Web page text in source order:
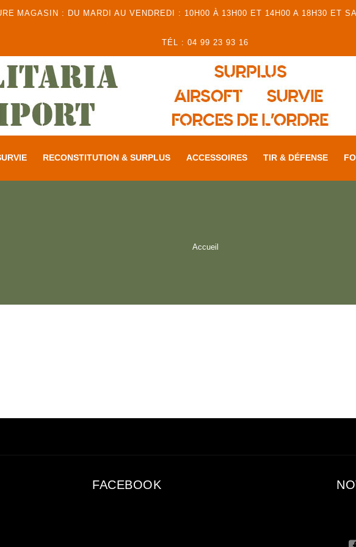
MAGASIN : DU MARDI AU VENDREDI : 10H00 À 13H00 ET 14H00 A 18H30 ET
TÉL : 04 99 23 93 16
RECONSTITUTION & SURPLUS ACCESSOIRES TIR & DÉFENSE
Accueil
FACEBOOK